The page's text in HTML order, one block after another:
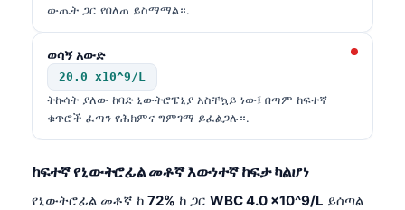
ውጤት ጋር የበለጠ ይስማማል።.
ወሳኝ አውድ
20.0 x10^9/L
ትኩሳት ያለው ከባድ ኒውትሮፔኒያ አስቸኳይ ነው፤ በጣም ከፍተኛ
ቁጥሮች ፈጣን የሕክምና ግምገማ ይፈልጋሉ።.
ከፍተኛ የኒውትሮፊል መቶኛ እውነተኛ ከፍታ ካልሆነ
የኒውትሮፊል መቶኛ ከ 72% ከ ጋር WBC 4.0 x10^9/L ይሰጣል